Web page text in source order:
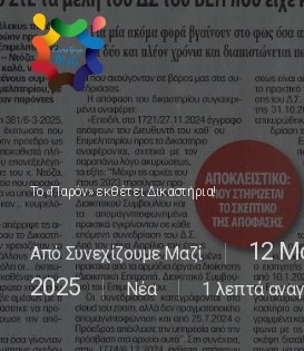
Skip
to
main
content
Το «Παρόν» εκθέτει Δικαστήρια!
Από Συνεχίζουμε Μαζί
12
2025
Νέα 1 λεπτά